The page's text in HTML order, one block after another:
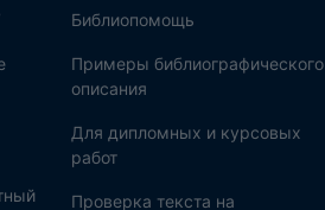
Библиопомощь
Примеры библиографического
описания
Для дипломных и курсовых
работ
Проверка текста на